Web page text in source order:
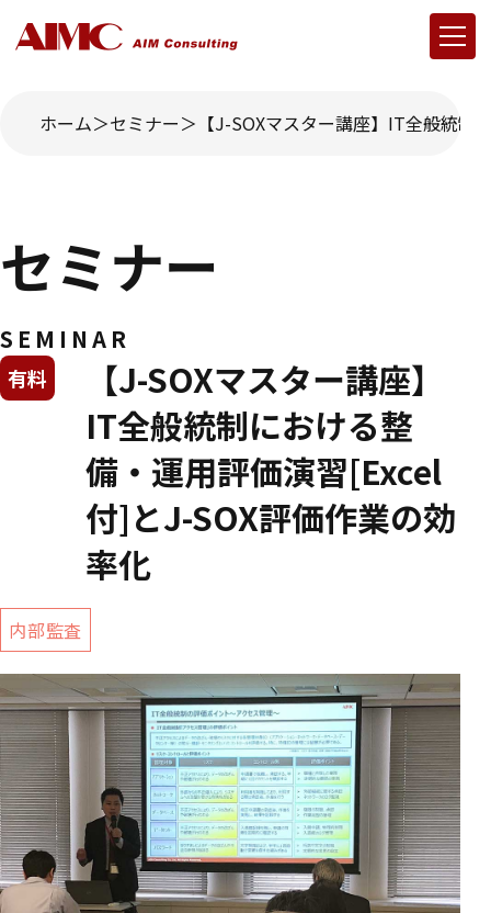
ホーム セミナー 【J-SOXマスター講座】IT全般統
セミナー
SEMINAR
【J-SOXマスター講座】
IT全般統制における整
備・運用評価演習[Excel
付]とJ-SOX評価作業の効
率化
有料
内部監査